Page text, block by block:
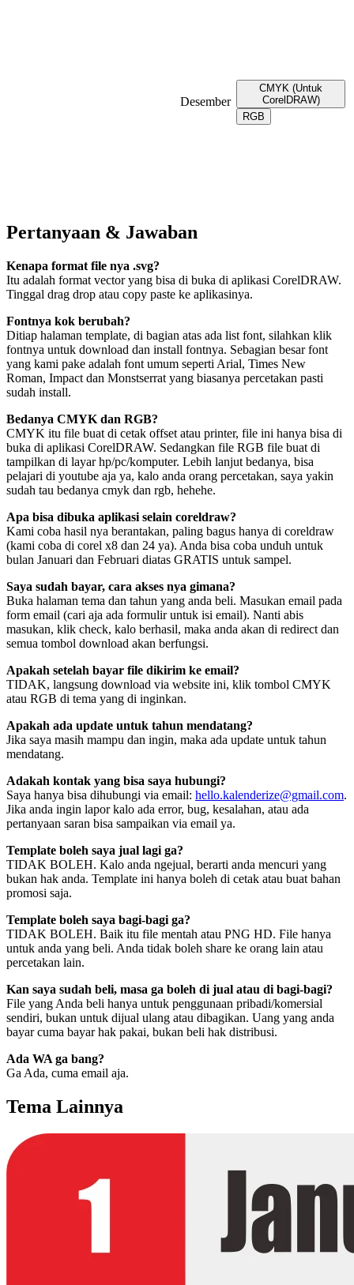
Desember
CMYK (Untuk
CorelDRAW)
RGB
Pertanyaan & Jawaban
Kenapa format file nya .svg?
Itu adalah format vector yang bisa di buka di aplikasi CorelDRAW.
Tinggal drag drop atau copy paste ke aplikasinya.
Fontnya kok berubah?
Ditiap halaman template, di bagian atas ada list font, silahkan klik
fontnya untuk download dan install fontnya. Sebagian besar font
yang kami pake adalah font umum seperti Arial, Times New
Roman, Impact dan Monstserrat yang biasanya percetakan pasti
sudah install.
Bedanya CMYK dan RGB?
CMYK itu file buat di cetak offset atau printer, file ini hanya bisa di
buka di aplikasi CorelDRAW. Sedangkan file RGB file buat di
tampilkan di layar hp/pc/komputer. Lebih lanjut bedanya, bisa
pelajari di youtube aja ya, kalo anda orang percetakan, saya yakin
sudah tau bedanya cmyk dan rgb, hehehe.
Apa bisa dibuka aplikasi selain coreldraw?
Kami coba hasil nya berantakan, paling bagus hanya di coreldraw
(kami coba di corel x8 dan 24 ya). Anda bisa coba unduh untuk
bulan Januari dan Februari diatas GRATIS untuk sampel.
Saya sudah bayar, cara akses nya gimana?
Buka halaman tema dan tahun yang anda beli. Masukan email pada
form email (cari aja ada formulir untuk isi email). Nanti abis
masukan, klik check, kalo berhasil, maka anda akan di redirect dan
semua tombol download akan berfungsi.
Apakah setelah bayar file dikirim ke email?
TIDAK, langsung download via website ini, klik tombol CMYK
atau RGB di tema yang di inginkan.
Apakah ada update untuk tahun mendatang?
Jika saya masih mampu dan ingin, maka ada update untuk tahun
mendatang.
Adakah kontak yang bisa saya hubungi?
Saya hanya bisa dihubungi via email: hello.kalenderize@gmail.com.
Jika anda ingin lapor kalo ada error, bug, kesalahan, atau ada
pertanyaan saran bisa sampaikan via email ya.
Template boleh saya jual lagi ga?
TIDAK BOLEH. Kalo anda ngejual, berarti anda mencuri yang
bukan hak anda. Template ini hanya boleh di cetak atau buat bahan
promosi saja.
Template boleh saya bagi-bagi ga?
TIDAK BOLEH. Baik itu file mentah atau PNG HD. File hanya
untuk anda yang beli. Anda tidak boleh share ke orang lain atau
percetakan lain.
Kan saya sudah beli, masa ga boleh di jual atau di bagi-bagi?
File yang Anda beli hanya untuk penggunaan pribadi/komersial
sendiri, bukan untuk dijual ulang atau dibagikan. Uang yang anda
bayar cuma bayar hak pakai, bukan beli hak distribusi.
Ada WA ga bang?
Ga Ada, cuma email aja.
Tema Lainnya